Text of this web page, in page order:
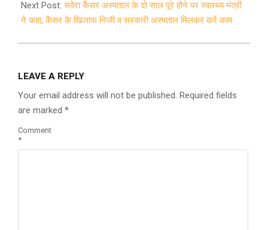
04
Next Post:सवेरा कैंसर अस्पताल के दो साल पूरे होने पर स्वास्थ्य मंत्री
ने कहा, कैंसर के खिलाफ निजी व सरकारी अस्पताल मिलकर करें काम
LEAVE A REPLY
Your email address will not be published. Required fields
are marked *
Comment
*